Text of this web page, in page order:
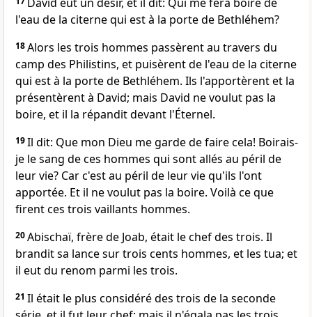
l'eau de la citerne qui est à la porte de Bethléhem?
18Alors les trois hommes passèrent au travers du
camp des Philistins, et puisèrent de l'eau de la citerne
qui est à la porte de Bethléhem. Ils l'apportèrent et la
présentèrent à David; mais David ne voulut pas la
boire, et il la répandit devant l'Éternel.
19Il dit: Que mon Dieu me garde de faire cela! Boirais-
je le sang de ces hommes qui sont allés au péril de
leur vie? Car c'est au péril de leur vie qu'ils l'ont
apportée. Et il ne voulut pas la boire. Voilà ce que
firent ces trois vaillants hommes.
20Abischaï, frère de Joab, était le chef des trois. Il
brandit sa lance sur trois cents hommes, et les tua; et
il eut du renom parmi les trois.
21 Il était le plus considéré des trois de la seconde